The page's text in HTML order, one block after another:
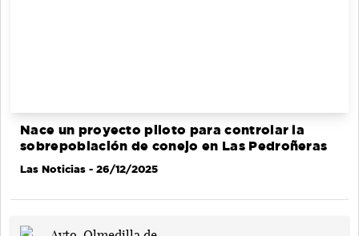
Nace un proyecto piloto para controlar la
sobrepoblación de conejo en Las Pedroñeras
Las Noticias - 26/12/2025